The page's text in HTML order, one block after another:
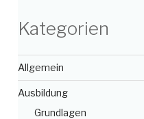
Kategorien
Allgemein
Ausbildung
Grundlagen